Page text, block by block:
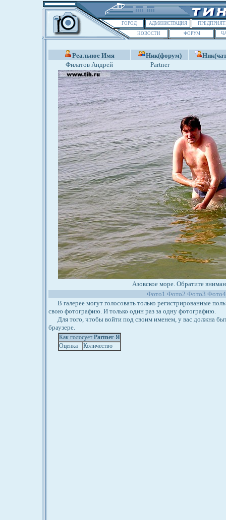
ГОРОД АДМИНИСТРАЦИЯ
НОВОСТИ
ФОРУМ
Реальное Имя Ник(форум)
Филатов Андрей
Partner
Азовское море. Обратите
Фото1 Фото2 Фото3
В галерее могут голосовать только регистрированные
свою фотографию. И только один раз за одну фотографию.
Для того, чтобы войти под своим именем, у вас должна
браузере.
Как голосует Partner-Я
Оценка
Количество